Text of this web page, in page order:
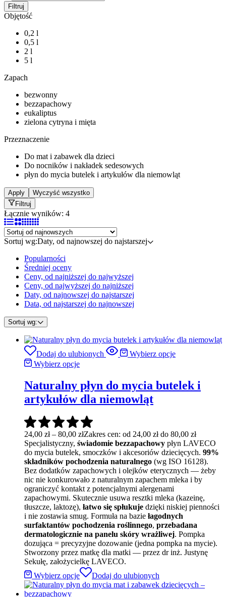
Filtruj
Objętość
0,2 l
0,5 l
2 l
5 l
Zapach
bezwonny
bezzapachowy
eukaliptus
zielona cytryna i mięta
Przeznaczenie
Do mat i zabawek dla dzieci
Do nocników i nakładek sedesowych
płyn do mycia butelek i artykułów dla niemowląt
Apply
Wyczyść wszystko
Filtruj
Łącznie wyników: 4
Sortuj wg:Daty, od najnowszej do najstarszej
Popularności
Średniej oceny
Ceny, od najniższej do najwyższej
Ceny, od najwyższej do najniższej
Daty, od najnowszej do najstarszej
Data, od najstarszej do najnowszej
Sortuj wg:
Dodaj do ulubionych
Wybierz opcje
Wybierz opcje
Naturalny płyn do mycia butelek i
artykułów dla niemowląt
24,00 zł – 80,00 złZakres cen: od 24,00 zł do 80,00 zł
Specjalistyczny, świadomie bezzapachowy płyn LAVECO
do mycia butelek, smoczków i akcesoriów dziecięcych. 99%
składników pochodzenia naturalnego (wg ISO 16128).
Bez dodatków zapachowych i olejków eterycznych — żeby
nic nie konkurowało z naturalnym zapachem mleka i by
ograniczyć kontakt z potencjalnymi alergenami
zapachowymi. Skutecznie usuwa resztki mleka (kazeinę,
tłuszcze, laktozę), łatwo się spłukuje dzięki niskiej pienności
i nie zostawia smug. Formuła na bazie łagodnych
surfaktantów pochodzenia roślinnego, przebadana
dermatologicznie na panelu skóry wrażliwej. Pompka
dozująca = precyzyjne dozowanie (jedna pompka na mycie).
Stworzony przez matkę dla matki — przez dr inż. Justynę
Sekułę, założycielkę LAVECO.
Wybierz opcje
Dodaj do ulubionych